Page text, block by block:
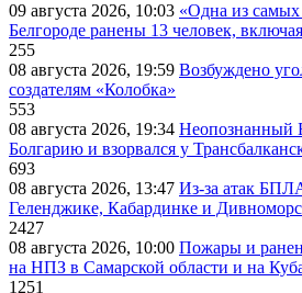
09 августа 2026, 10:03 «Одна из
Белгороде ранены 13 человек,
255
08 августа 2026, 19:59 Возбуждено
создателям «Колобка»
553
08 августа 2026, 19:34 Неопознанный
Болгарию и взорвался у
693
08 августа 2026, 13:47 Из-за атак
Геленджике, Кабардинке и
2427
08 августа 2026, 10:00 Пожары и
на НПЗ в Самарской области и на
1251